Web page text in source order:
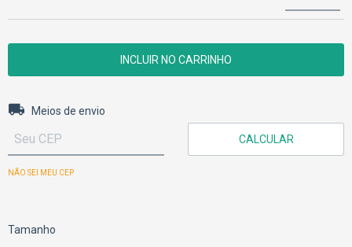
Entregas para o CEP:
Meios de envio
CALCULAR
NÃO SEI MEU CEP
Tamanho